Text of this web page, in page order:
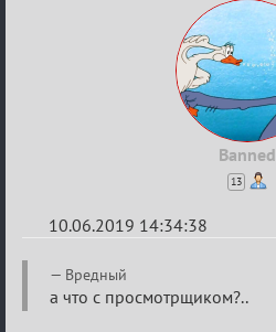
Banned
13
10.06.2019 14:34:38
Re:
Калькулятор
Вредный
а что с просмотрщиком?..